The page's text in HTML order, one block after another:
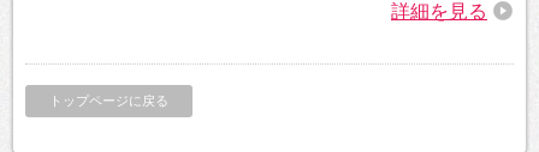
詳細を見る
トップページに戻る